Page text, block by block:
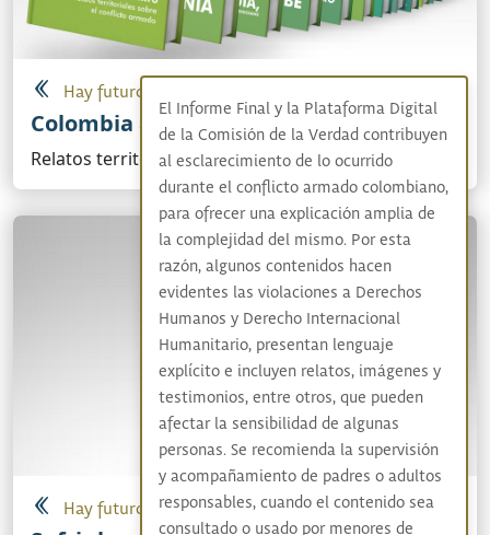
Hay futuro si hay verdad
Colombia adentro
Relatos territoriales sobre el conflicto armado
Hay futuro si hay verdad
El Informe Final y la Plataforma Digital
de la Comisión de la Verdad contribuyen
al esclarecimiento de lo ocurrido
durante el conflicto armado colombiano,
para ofrecer una explicación amplia de
la complejidad del mismo. Por esta
razón, algunos contenidos hacen
evidentes las violaciones a Derechos
Humanos y Derecho Internacional
Humanitario, presentan lenguaje
explícito e incluyen relatos, imágenes y
testimonios, entre otros, que pueden
afectar la sensibilidad de algunas
personas. Se recomienda la supervisión
y acompañamiento de padres o adultos
responsables, cuando el contenido sea
consultado o usado por menores de